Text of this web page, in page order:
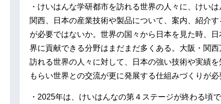
・けいはんな学研都市を訪れる世界の人々に、けい
関西、日本の産業技術や製品について、案内、紹介す
が必要ではないか。世界の国々から日本を見た時、日
界に貢献できる分野はまだまだ多くある。大阪・関西
訪れる世界の人々に対して、日本の強い技術や実績を
もらい世界との交流が更に発展する仕組みづくりが必
・2025年は、けいはんなの第４ステージが終わる頃